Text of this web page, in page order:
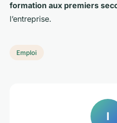
formation aux premiers
l’entreprise.
Emploi
I